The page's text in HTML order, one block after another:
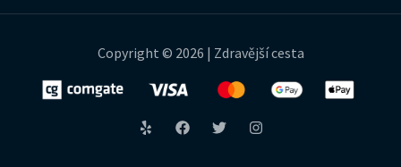
Copyright © 2026 | Zdravější cesta